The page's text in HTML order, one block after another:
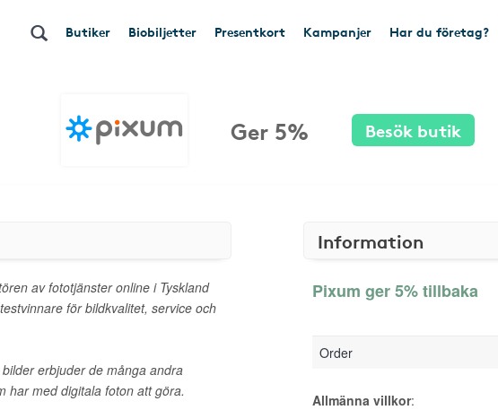
Butiker Biobiljetter Presentkort Kampanjer Har du företag?
Ger 5% Besök butik
av fototjänster online i Tyskland
för bildkvalitet, service och
erbjuder de många andra
har med digitala foton att göra.
Information
Pixum ger 5% tillbaka
Order
Allmänna villkor: